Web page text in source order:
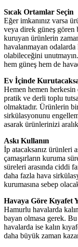
Sıcak Ortamlar Seçin
Eğer imkanınız varsa
veya direk güneş gören
kuruyan ürünlerin
havalanmayan odalarda
olabileceğini
hem güneş hem de
Ev İçinde
Hemen hemen herkesin
pratik ve derli toplu
olmaktadır. Ürünlerin
sirkülasyonunu
asarak ürünlerinizi
Askı Kullanın
İp atacaksanız ürünleri
çamaşırların kuruma
süreleri arasında ciddi
daha fazla hava
kurumasına sebep
Havaya Göre Kıyafet
Hamurlu havalarda
bayan olmasa gerek.
havalarda ise kalın
daha büyük zaman